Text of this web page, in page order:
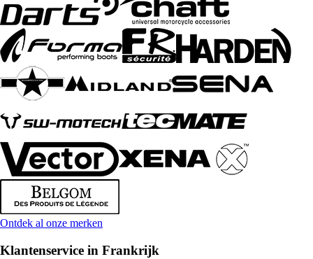
Ontdek al onze merken
Klantenservice in Frankrijk